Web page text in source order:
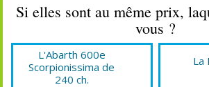
Si elles sont au même prix,
vous ?
L'Abarth 600e
Scorpionissima de
240 ch.
La